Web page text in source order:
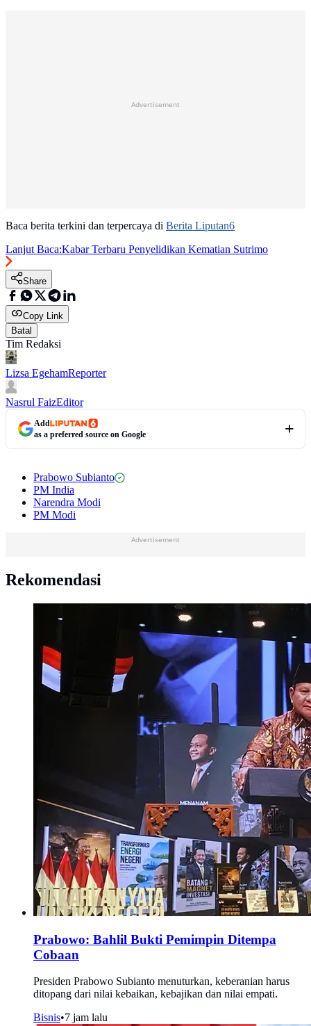
Advertisement
Baca berita terkini dan terpercaya di Berita Liputan6
Lanjut Baca:Kabar Terbaru Penyelidikan Kematian Sutrimo
Share
Copy Link
Batal
Tim Redaksi
Lizsa EgehamReporter
Nasrul FaizEditor
Add
as a preferred source on Google
Prabowo Subianto
PM India
Narendra Modi
PM Modi
Advertisement
Rekomendasi
Prabowo: Bahlil Bukti Pemimpin Ditempa
Cobaan
Presiden Prabowo Subianto menuturkan, keberanian harus
ditopang dari nilai kebaikan, kebajikan dan nilai empati.
Bisnis•7 jam lalu